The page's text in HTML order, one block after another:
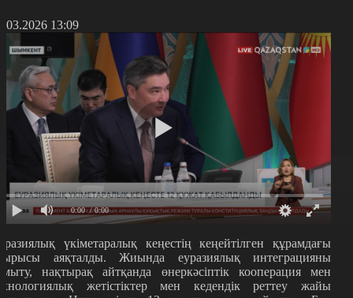
13:09
0:00 / 0:00
үкіметаралық кеңестің кеңейтілген құрамдағы
аяқталды. Жиында еуразиялық интеграцияны
, нақтырақайтқанда өнеркәсіптік кооперация мен
жетістіктер мен кедендік реттеу жайы